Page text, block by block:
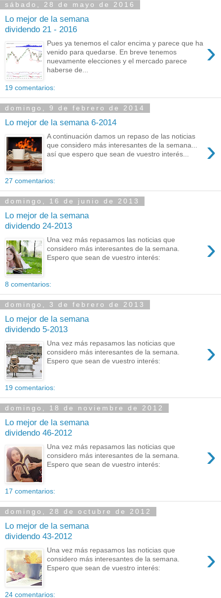
sábado, 28 de mayo de 2016
Lo mejor de la semana
dividendo 21 - 2016
›
Pues ya tenemos el calor encima y parece que ha
venido para quedarse. En breve tenemos
nuevamente elecciones y el mercado parece
haberse de...
19 comentarios:
domingo, 9 de febrero de 2014
Lo mejor de la semana 6-2014
›
A continuación damos un repaso de las noticias
que considero más interesantes de la semana...
así que espero que sean de vuestro interés...
27 comentarios:
domingo, 16 de junio de 2013
Lo mejor de la semana
dividendo 24-2013
›
Una vez más repasamos las noticias que
considero más interesantes de la semana.
Espero que sean de vuestro interés:
8 comentarios:
domingo, 3 de febrero de 2013
Lo mejor de la semana
dividendo 5-2013
›
Una vez más repasamos las noticias que
considero más interesantes de la semana.
Espero que sean de vuestro interés:
19 comentarios:
domingo, 18 de noviembre de 2012
Lo mejor de la semana
dividendo 46-2012
›
Una vez más repasamos las noticias que
considero más interesantes de la semana.
Espero que sean de vuestro interés:
17 comentarios:
domingo, 28 de octubre de 2012
Lo mejor de la semana
dividendo 43-2012
›
Una vez más repasamos las noticias que
considero más interesantes de la semana.
Espero que sean de vuestro interés:
24 comentarios: